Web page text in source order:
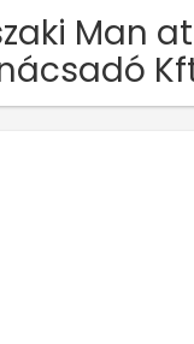
Man